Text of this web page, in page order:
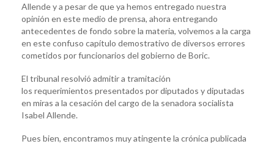
Allende y a pesar de que ya hemos entregado nuestra
opinión en este medio de prensa, ahora entregando
antecedentes de fondo sobre la materia, volvemos a la carga
en este confuso capítulo demostrativo de diversos errores
cometidos por funcionarios del gobierno de Boric.
El tribunal resolvió admitir a tramitación
los requerimientos presentados por diputados y diputadas
en miras a la cesación del cargo de la senadora socialista
Isabel Allende.
Pues bien, encontramos muy atingente la crónica publicada